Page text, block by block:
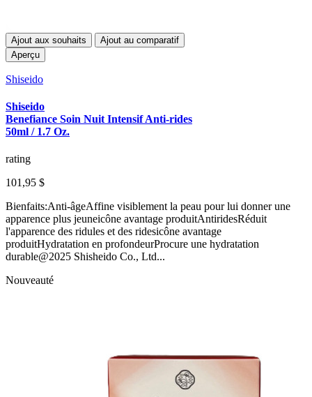
Ajout aux souhaits
Ajout au comparatif
Aperçu
Shiseido
Shiseido
Benefiance Soin Nuit Intensif Anti-rides
50ml / 1.7 Oz.
rating
101,95 $
Bienfaits:Anti-âgeAffine visiblement la peau pour lui donner une
apparence plus jeuneicône avantage produitAntiridesRéduit
l'apparence des ridules et des ridesicône avantage
produitHydratation en profondeurProcure une hydratation
durable@2025 Shisheido Co., Ltd...
Nouveauté